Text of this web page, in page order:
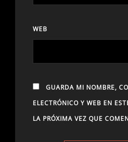
WEB
GUARDA MI NOMBRE,
ELECTRÓNICO Y WEB EN
LA PRÓXIMA VEZ QUE